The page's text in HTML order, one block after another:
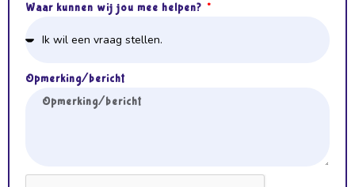
Waar kunnen wij jou mee helpen?
Opmerking/bericht